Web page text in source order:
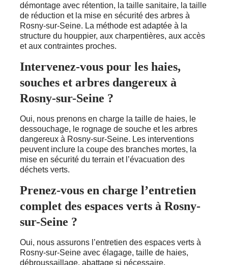
démontage avec rétention, la taille sanitaire, la taille
de réduction et la mise en sécurité des arbres à
Rosny-sur-Seine. La méthode est adaptée à la
structure du houppier, aux charpentières, aux accès
et aux contraintes proches.
Intervenez-vous pour les haies,
souches et arbres dangereux à
Rosny-sur-Seine ?
Oui, nous prenons en charge la taille de haies, le
dessouchage, le rognage de souche et les arbres
dangereux à Rosny-sur-Seine. Les interventions
peuvent inclure la coupe des branches mortes, la
mise en sécurité du terrain et l’évacuation des
déchets verts.
Prenez-vous en charge l’entretien
complet des espaces verts à Rosny-
sur-Seine ?
Oui, nous assurons l’entretien des espaces verts à
Rosny-sur-Seine avec élagage, taille de haies,
débroussaillage, abattage si nécessaire,